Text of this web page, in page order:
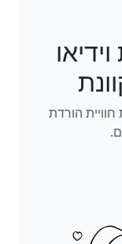
הורדת